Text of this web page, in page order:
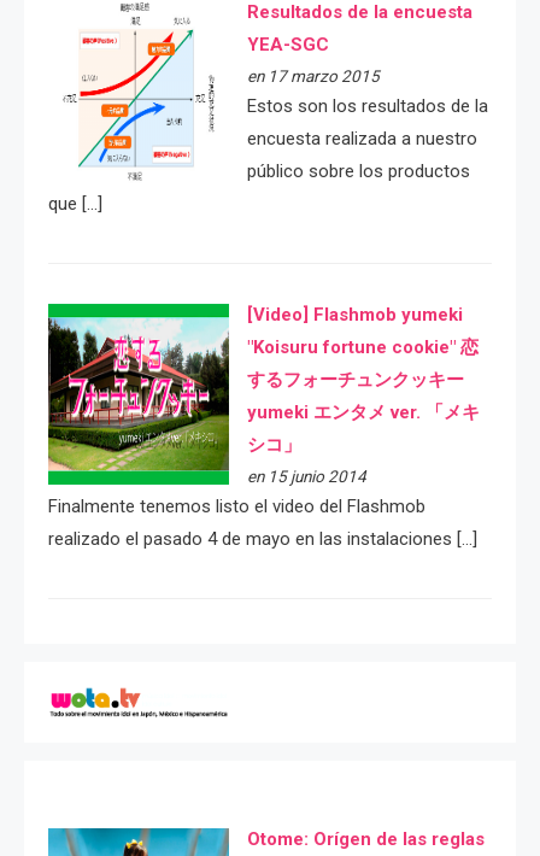
Resultados de la encuesta
YEA-SGC
en 17 marzo 2015
Estos son los resultados de la
encuesta realizada a nuestro
público sobre los productos
que […]
[Video] Flashmob yumeki
"Koisuru fortune cookie" 恋
するフォーチュンクッキー
yumeki エンタメ ver. 「メキ
シコ」
en 15 junio 2014
Finalmente tenemos listo el video del Flashmob
realizado el pasado 4 de mayo en las instalaciones […]
Otome: Orígen de las reglas